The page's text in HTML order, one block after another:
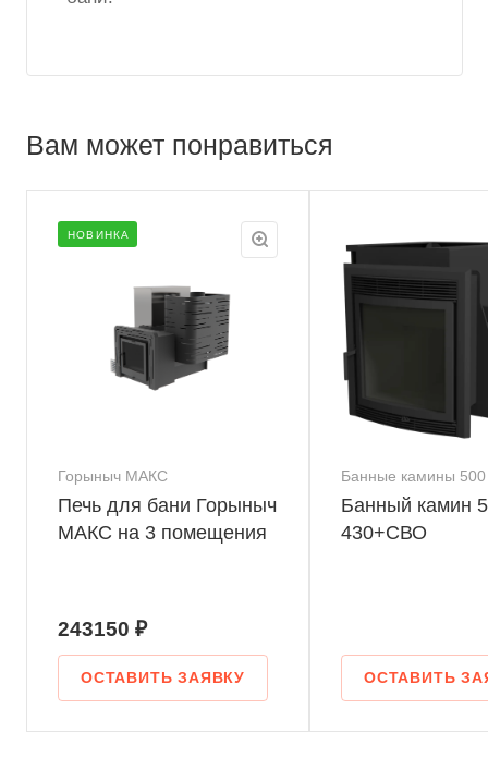
Вам может понравиться
НОВИНКА
Горыныч МАКС
Печь для бани Горыныч
МАКС на 3 помещения
243150 ₽
ОСТАВИТЬ ЗАЯВКУ
Банные камины 500
Банный камин
430+СВО
ОСТАВИТЬ